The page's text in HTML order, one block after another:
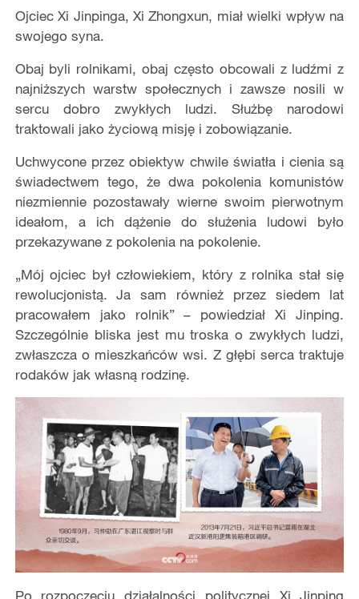
Ojciec Xi Jinpinga, Xi Zhongxun, miał wielki wpływ na
swojego syna.
Obaj byli rolnikami, obaj często obcowali z ludźmi z
najniższych warstw społecznych i zawsze nosili w
sercu dobro zwykłych ludzi. Służbę narodowi
traktowali jako życiową misję i zobowiązanie.
Uchwycone przez obiektyw chwile światła i cienia są
świadectwem tego, że dwa pokolenia komunistów
niezmiennie pozostawały wierne swoim pierwotnym
ideałom, a ich dążenie do służenia ludowi było
przekazywane z pokolenia na pokolenie.
„Mój ojciec był człowiekiem, który z rolnika stał się
rewolucjonistą. Ja sam również przez siedem lat
pracowałem jako rolnik” – powiedział Xi Jinping.
Szczególnie bliska jest mu troska o zwykłych ludzi,
zwłaszcza o mieszkańców wsi. Z głębi serca traktuje
rodaków jak własną rodzinę.
Po rozpoczęciu działalności politycznej Xi Jinping